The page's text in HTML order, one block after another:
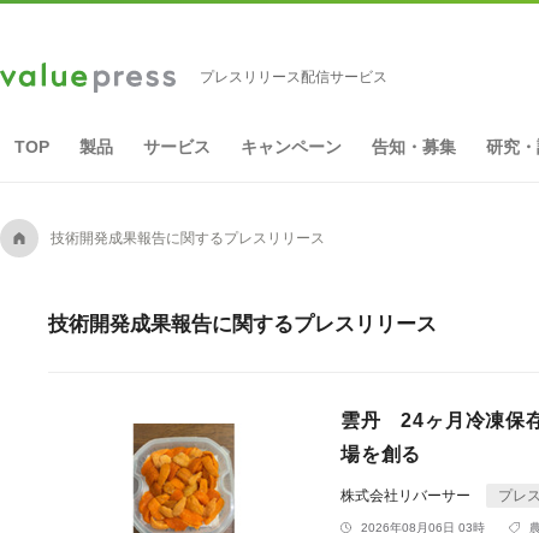
プレスリリース配信サービス
TOP 製品 サービス キャンペーン 告知・募集 研究
A 技術開発成果報告に関するプレスリリース
技術開発成果報告に関するプレスリリース
雲丹 24ヶ月冷凍保
場を創る
株式会社リバーサー プレ
2026年08月06日 03時